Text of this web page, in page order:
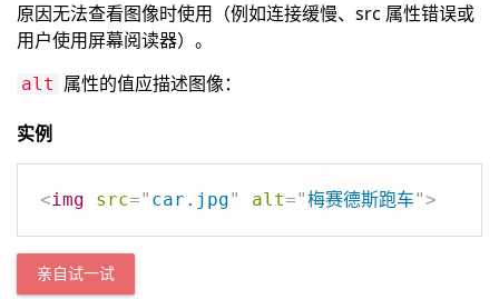
原因无法查看图像时使用（例如连接缓慢、src 属性错误或
用户使用屏幕阅读器）。
alt 属性的值应描述图像：
实例
<img src=" car.jpg" alt="梅赛德斯跑车">
亲自试一试